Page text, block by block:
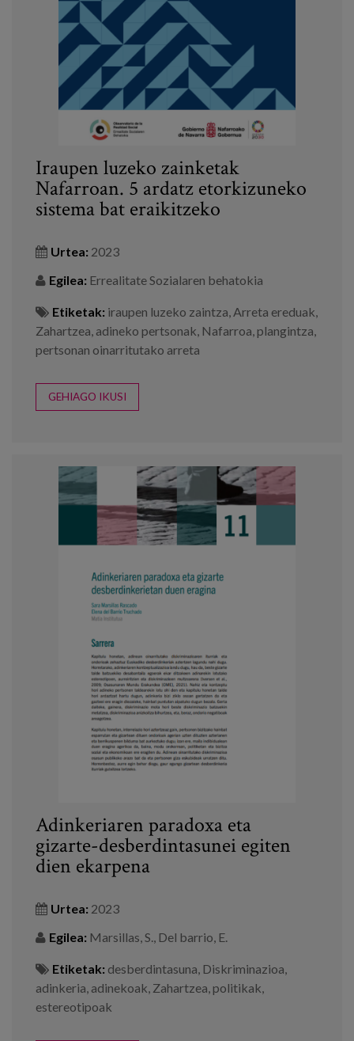
Egizu lan gurekin
Salaketa-kanala
Iraupen luzeko zainketak
Nafarroan. 5 ardatz etorkizuneko
sistema bat eraikitzeko
Urtea: 2023
Egilea: Errealitate Sozialaren behatokia
Etiketak: iraupen luzeko zaintza, Arreta ereduak,
Zahartzea, adineko pertsonak, Nafarroa,plangintza,
pertsonan oinarritutako arreta
GEHIAGO IKUSI
Adinkeriaren paradoxa eta
gizarte-desberdintasunei egiten
dien ekarpena
Urtea: 2023
Egilea: Marsillas, S., Del barrio, E.
Etiketak: desberdintasuna Diskriminazioa
adinkeria adinekoak Zahartzea politikak
estereotipoak